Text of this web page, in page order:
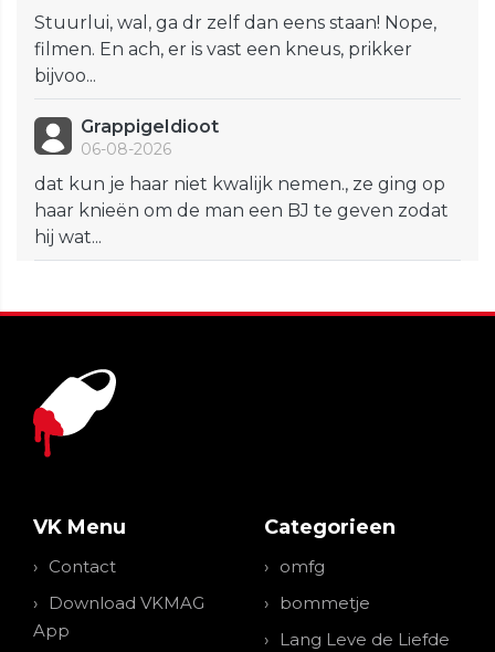
Stuurlui, wal, ga dr zelf dan eens staan! Nope,
filmen. En ach, er is vast een kneus, prikker
bijvoo...
GrappigeIdioot
06-08-2026
dat kun je haar niet kwalijk nemen., ze ging op
haar knieën om de man een BJ te geven zodat
hij wat...
VK Menu
Contact
Download VKMAG
App
Categorieen
omfg
bommetje
Lang Leve de Liefde